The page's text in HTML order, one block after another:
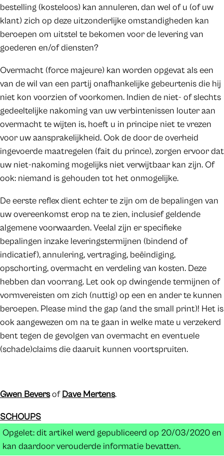
bestelling (kosteloos) kan annuleren, dan wel of u (of uw
klant) zich op deze uitzonderlijke omstandigheden kan
beroepen om uitstel te bekomen voor de levering van
goederen en/of diensten?
Overmacht (force majeure) kan worden opgevat als een
van de wil van een partij onafhankelijke gebeurtenis die hij
niet kon voorzien of voorkomen. Indien de niet- of slechts
gedeeltelijke nakoming van uw verbintenissen louter aan
overmacht te wijten is, hoeft u in principe niet te vrezen
voor uw aansprakelijkheid. Ook de door de overheid
ingevoerde maatregelen (fait du prince), zorgen ervoor dat
uw niet-nakoming mogelijks niet verwijtbaar kan zijn. Of
ook: niemand is gehouden tot het onmogelijke.
De eerste reflex dient echter te zijn om de bepalingen van
uw overeenkomst erop na te zien, inclusief geldende
algemene voorwaarden. Veelal zijn er specifieke
bepalingen inzake leveringstermijnen (bindend of
indicatief), annulering, vertraging, beëindiging,
opschorting, overmacht en verdeling van kosten. Deze
hebben dan voorrang. Let ook op dwingende termijnen of
vormvereisten om zich (nuttig) op een en ander te kunnen
beroepen. Please mind the gap (and the small print)! Het is
ook aangewezen om na te gaan in welke mate u verzekerd
bent tegen de gevolgen van overmacht en eventuele
(schade)claims die daaruit kunnen voortspruiten.
Gwen BeversofDave Mertens.
SCHOUPS
Opgelet: dit artikel werd gepubliceerd op 20/03/2020 en
kan daardoor verouderde informatie bevatten.